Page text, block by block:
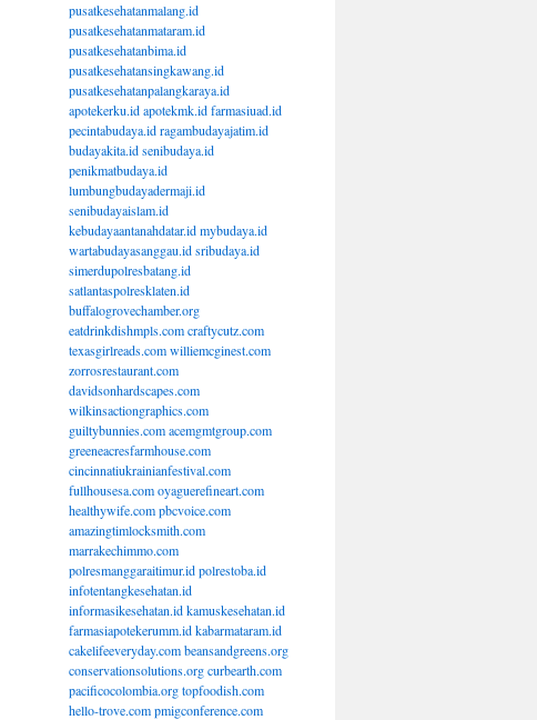
pusatkesehatanmalang.id
pusatkesehatanmataram.id
pusatkesehatanbima.id
pusatkesehatansingkawang.id
pusatkesehatanpalangkaraya.id
apotekerku.idapotekmk.idfarmasiuad.id
pecintabudaya.idragambudayajatim.id
budayakita.idsenibudaya.id
penikmatbudaya.id
lumbungbudayadermaji.id
senibudayaislam.id
kebudayaantanahdatar.idmybudaya.id
wartabudayasanggau.idsribudaya.id
simerdupolresbatang.id
satlantaspolresklaten.id
buffalogrovechamber.org
eatdrinkdishmpls.comcraftycutz.com
texasgirlreads.comwilliemcginest.com
zorrosrestaurant.com
davidsonhardscapes.com
wilkinsactiongraphics.com
guiltybunnies.comacemgmtgroup.com
greeneacresfarmhouse.com
cincinnatiukrainianfestival.com
fullhousesa.comoyaguerefineart.com
healthywife.compbcvoice.com
amazingtimlocksmith.com
marrakechimmo.com
polresmanggaraitimur.idpolrestoba.id
infotentangkesehatan.id
informasikesehatan.idkamuskesehatan.id
farmasiapotekerumm.idkabarmataram.id
cakelifeeveryday.combeansandgreens.org
conservationsolutions.orgcurbearth.com
pacificocolombia.orgtopfoodish.com
hello-trove.compmigconference.com